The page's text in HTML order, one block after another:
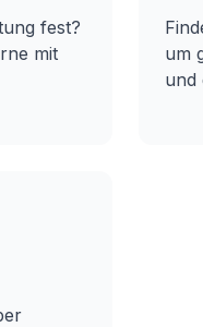
fest?
mit
um
und